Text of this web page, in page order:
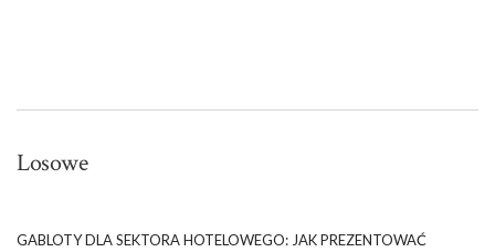
Losowe
GABLOTY DLA SEKTORA HOTELOWEGO: JAK PREZENTOWAĆ